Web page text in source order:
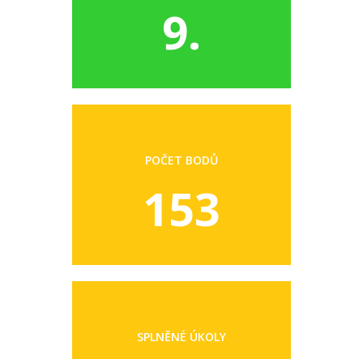
9.
POČET BODŮ
153
SPLNĚNÉ ÚKOLY